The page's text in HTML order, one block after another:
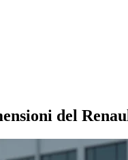
del